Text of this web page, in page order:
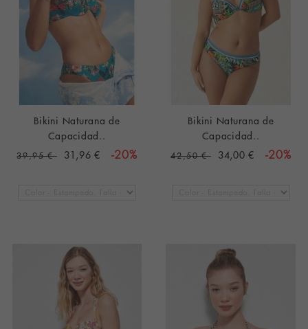
Bikini Naturana de
Capacidad..
39,95 € 31,96 € -20%
Bikini Naturana de
Capacidad..
42,50 € 34,00 € -20%